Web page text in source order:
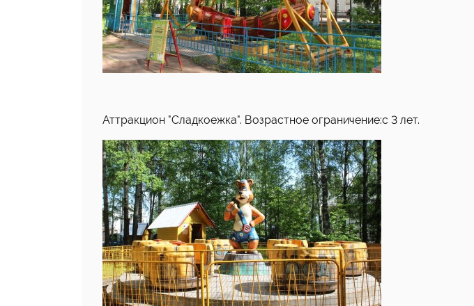
Аттракцион "Сладкоежка". Возрастное ограничение:с 3 лет.